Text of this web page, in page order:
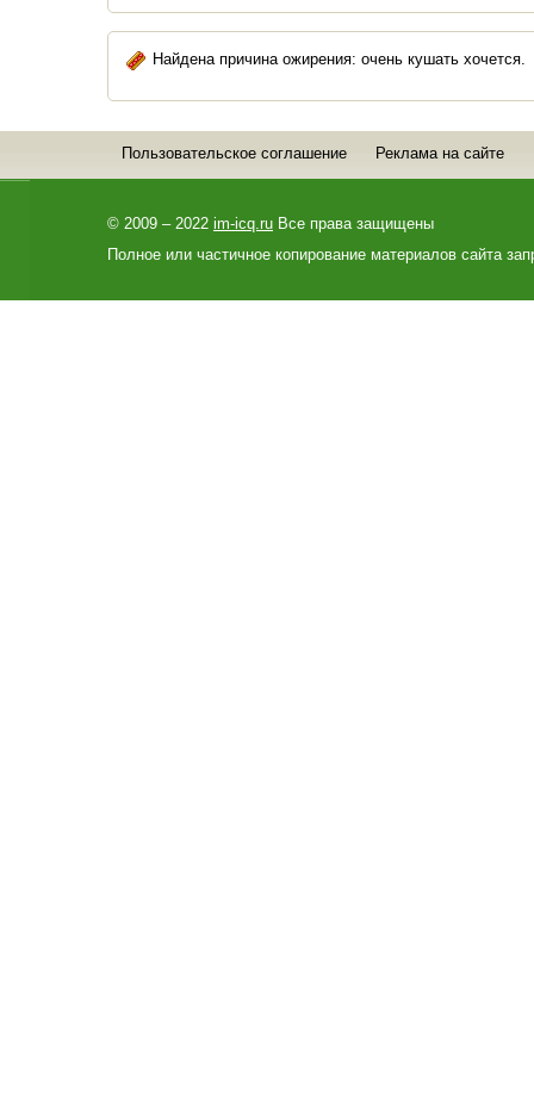
Найдена причина ожирения: очень кушать хочется.
Пользовательское соглашение Реклама на сайте
© 2009 – 2022 im-icq.ru Все права защищены
Полное или частичное копирование материалов сайта